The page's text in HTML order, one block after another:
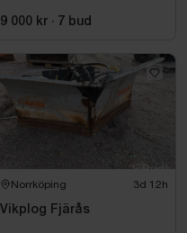
9 000 kr · 7 bud
Norrköping 3d 12h
Vikplog Fjärås